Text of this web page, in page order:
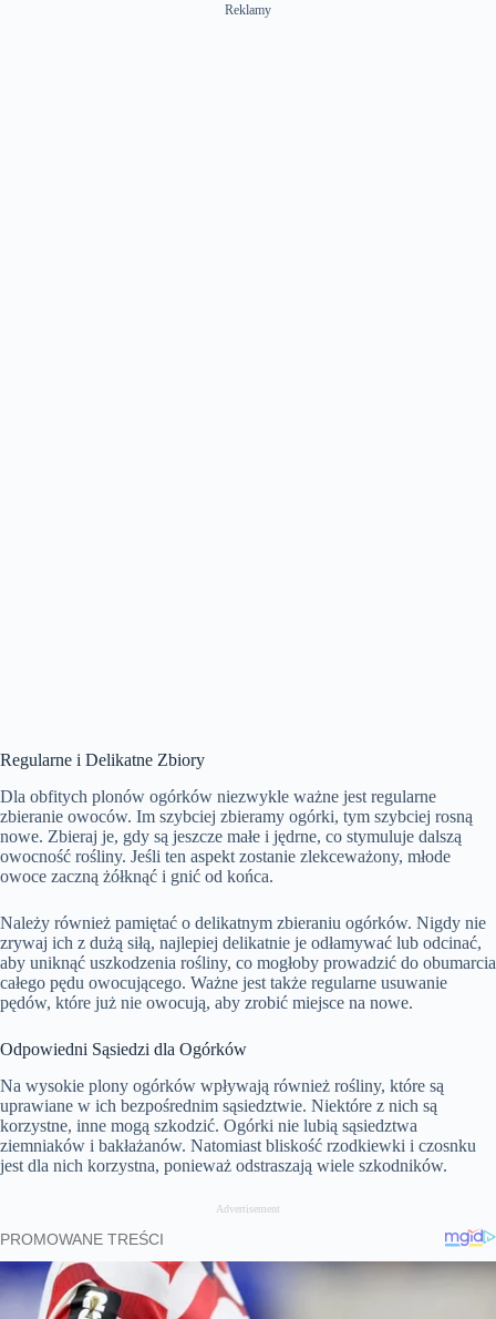
Reklamy
Regularne i Delikatne Zbiory
Dla obfitych plonów ogórków niezwykle ważne jest regularne
zbieranie owoców. Im szybciej zbieramy ogórki, tym szybciej rosną
nowe. Zbieraj je, gdy są jeszcze małe i jędrne, co stymuluje dalszą
owocność rośliny. Jeśli ten aspekt zostanie zlekceważony, młode
owoce zaczną żółknąć i gnić od końca.
Należy również pamiętać o delikatnym zbieraniu ogórków. Nigdy nie
zrywaj ich z dużą siłą, najlepiej delikatnie je odłamywać lub odcinać,
aby uniknąć uszkodzenia rośliny, co mogłoby prowadzić do obumarcia
całego pędu owocującego. Ważne jest także regularne usuwanie
pędów, które już nie owocują, aby zrobić miejsce na nowe.
Odpowiedni Sąsiedzi dla Ogórków
Na wysokie plony ogórków wpływają również rośliny, które są
uprawiane w ich bezpośrednim sąsiedztwie. Niektóre z nich są
korzystne, inne mogą szkodzić. Ogórki nie lubią sąsiedztwa
ziemniaków i bakłażanów. Natomiast bliskość rzodkiewki i czosnku
jest dla nich korzystna, ponieważ odstraszają wiele szkodników.
Advertisement